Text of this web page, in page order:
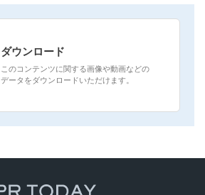
ダウンロード
このコンテンツに関する画像や動画などの
データをダウンロードいただけます。